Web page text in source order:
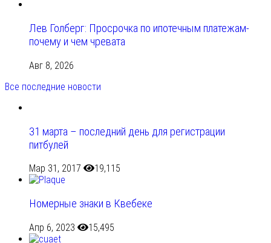
Лев Голберг: Просрочка по ипотечным платежам-
почему и чем чревата
Авг 8, 2026
Все последние новости
31 марта – последний день для регистрации
питбулей
Мар 31, 2017 19,115
Номерные знаки в Квебеке
Апр 6, 2023 15,495